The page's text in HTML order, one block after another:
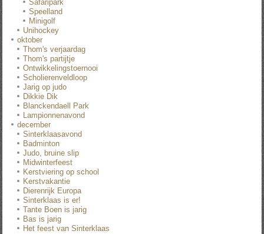
Safaripark
Speelland
Minigolf
Unihockey
oktober
Thom's verjaardag
Thom's partijtje
Ontwikkelingstoernooi
Scholierenveldloop
Jarig op judo
Dikkie Dik
Blanckendaell Park
Lampionnenavond
december
Sinterklaasavond
Badminton
Judo, bruine slip
Midwinterfeest
Kerstviering op school
Kerstvakantie
Dierenrijk Europa
Sinterklaas is er!
Tante Boen is jarig
Bas is jarig
Het feest van Sinterklaas